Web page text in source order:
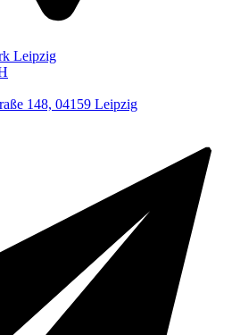
Leipzig
148, 04159 Leipzig